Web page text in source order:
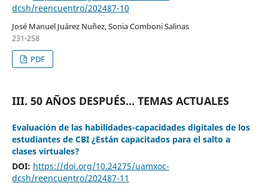
dcsh/reencuentro/202487-10
José Manuel Juárez Nuñez, Sonia Comboni Salinas
231-258
PDF
III. 50 AÑOS DESPUÉS... TEMAS ACTUALES
Evaluación de las habilidades-capacidades digitales de los
estudiantes de CBI ¿Están capacitados para el salto a
clases virtuales?
DOI: https://doi.org/10.24275/uamxoc-
dcsh/reencuentro/202487-11